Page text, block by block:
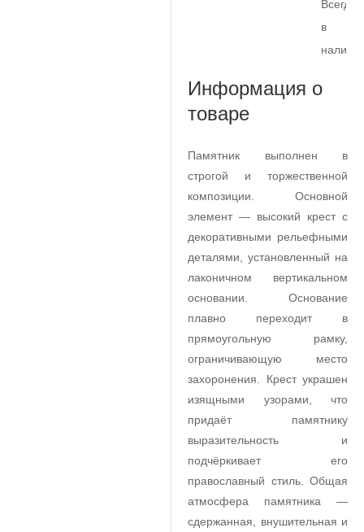
Всегда
в
Информация о
товаре
Памятник выполнен в
строгой и торжественной
композиции. Основной
элемент — высокий крест с
декоративными рельефными
деталями, установленный на
лаконичном вертикальном
основании. Основание
плавно переходит в
прямоугольную рамку,
ограничивающую место
захоронения. Крест украшен
изящными узорами, что
придаёт памятнику
выразительность и
подчёркивает его
православный стиль. Общая
атмосфера памятника —
сдержанная, внушительная и